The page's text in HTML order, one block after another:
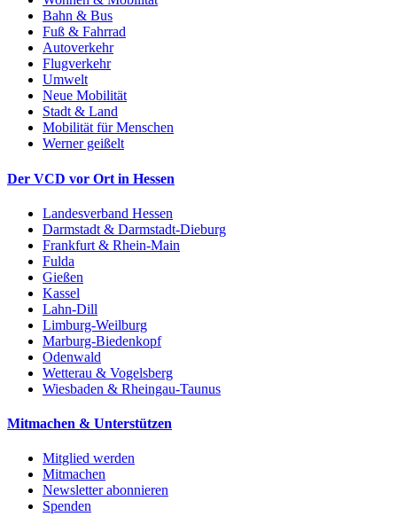
Bahn & Bus
Fuß & Fahrrad
Autoverkehr
Flugverkehr
Umwelt
Neue Mobilität
Stadt & Land
Mobilität für Menschen
Werner geißelt
Der VCD vor Ort in Hessen
Landesverband Hessen
Darmstadt & Darmstadt-Dieburg
Frankfurt & Rhein-Main
Fulda
Gießen
Kassel
Lahn-Dill
Limburg-Weilburg
Marburg-Biedenkopf
Odenwald
Wetterau & Vogelsberg
Wiesbaden & Rheingau-Taunus
Mitmachen & Unterstützen
Mitglied werden
Mitmachen
Newsletter abonnieren
Spenden